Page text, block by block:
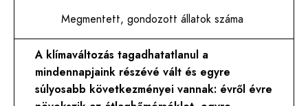
Megmentett, gondozott állatok száma
A klímaváltozás tagadhatatlanul a
mindennapjaink részévé vált és egyre
súlyosabb következményei vannak: évről évre